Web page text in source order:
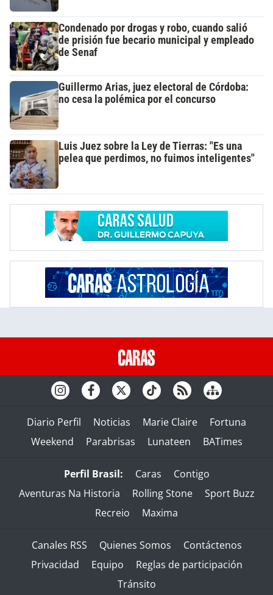
Condenado por drogas y robo, cuando salió
de prisión fue becario municipal y empleado
de Senaf
Guillermo Arias, juez electoral de Córdoba:
no cesa la polémica por el concurso
Luis Juez sobre la Ley de Tierras: "Es una
pelea que perdimos, no fuimos inteligentes"
Diario Perfil Noticias Marie Claire
Fortuna
Weekend
Parabrisas Lunateen BATimes
Perfil Brasil: Caras
Contigo
Aventuras Na Historia
Rolling Stone
Sport Buzz
Recreio
Maxima
Canales RSS Quienes Somos
Contáctenos
Privacidad
Equipo
Reglas de participación
Tránsito